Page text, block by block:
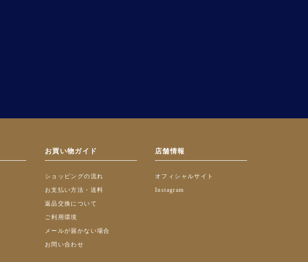
お買い物ガイド
ショッピングの流れ
お支払い方法・送料
返品交換について
ご利用環境
メールが届かない場合
お問い合わせ
店舗情報
オフィシャルサイト
Instagram